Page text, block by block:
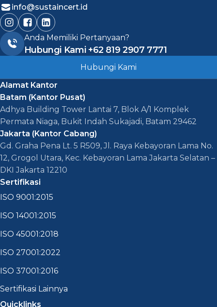
info@sustaincert.id
Anda Memiliki Pertanyaan?
Hubungi Kami +62 819 2907 7771
Hubungi Kami
Alamat Kantor
Batam (Kantor Pusat)
Adhya Building Tower Lantai 7, Blok A/1 Komplek
Permata Niaga, Bukit Indah Sukajadi, Batam 29462
Jakarta (Kantor Cabang)
Gd. Graha Pena Lt. 5 R509, Jl. Raya Kebayoran Lama No.
12, Grogol Utara, Kec. Kebayoran Lama Jakarta Selatan –
DKI Jakarta 12210
Sertifikasi
ISO 9001:2015
ISO 14001:2015
ISO 45001:2018
ISO 27001:2022
ISO 37001:2016
Sertifikasi Lainnya
Quicklinks